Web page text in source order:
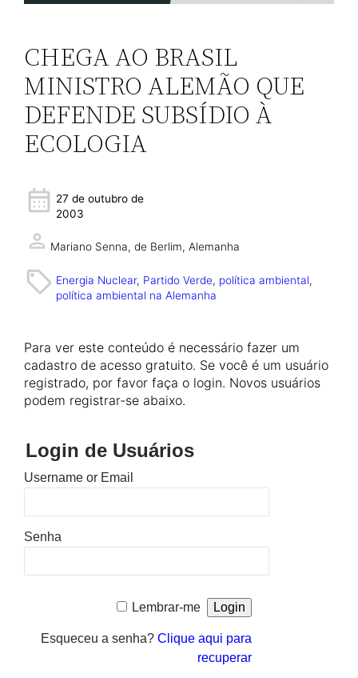
CHEGA AO BRASIL
MINISTRO ALEMÃO QUE
DEFENDE SUBSÍDIO À
ECOLOGIA
27 de outubro de
2003
Mariano Senna, de Berlim, Alemanha
Energia Nuclear, Partido Verde, política ambiental
política ambiental na Alemanha
Para ver este conteúdo é necessário fazer um
cadastro de acesso gratuito. Se você é um usuário
registrado, por favor faça o login. Novos usuários
podem registrar-se abaixo.
Login de Usuários
Username or Email
Senha
Lembrar-me
Esqueceu a senha? Clique aqui para
recuperar